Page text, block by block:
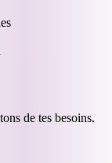
de tes besoins.